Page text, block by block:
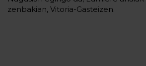
zenbakian, Vitoria-Gasteizen.